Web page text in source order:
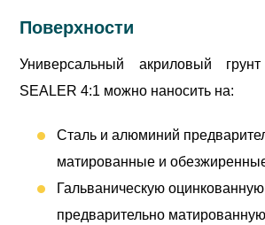
Поверхности
Универсальный акриловый
SEALER 4:1 можно наносить на:
Сталь и алюминий
матированные и
Гальваническую оцинкованную
предварительно